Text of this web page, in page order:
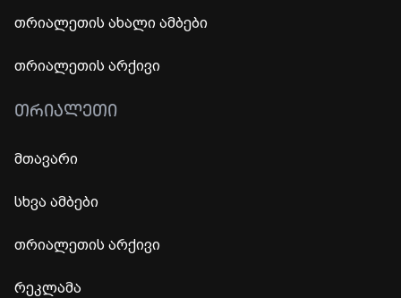
თრიალეთის ახალი ამბები
თრიალეთის არქივი
ᲗᲠᲘᲐᲚᲔᲗᲘ
მთავარი
სხვა ამბები
თრიალეთის არქივი
რეკლამა